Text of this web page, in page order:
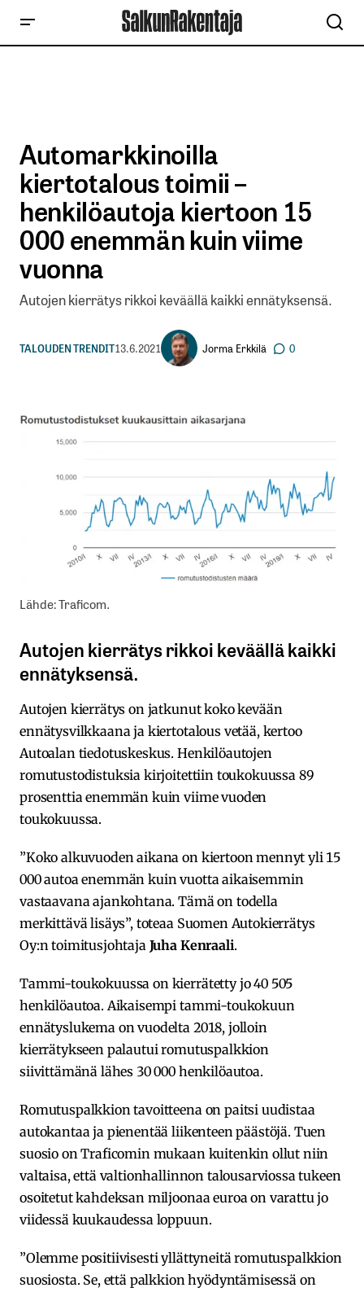
Automarkkinoilla
kiertotalous toimii –
henkilöautoja kiertoon 15
000 enemmän kuin viime
vuonna
Autojen kierrätys rikkoi keväällä kaikki ennätyksensä.
TALOUDEN TRENDIT13.6.2021 Jorma Erkkilä 0
Lähde: Traficom.
Autojen kierrätys rikkoi keväällä kaikki
ennätyksensä.
Autojen kierrätys on jatkunut koko kevään
ennätysvilkkaana ja kiertotalous vetää, kertoo
Autoalan tiedotuskeskus. Henkilöautojen
romutustodistuksia kirjoitettiin toukokuussa 89
prosenttia enemmän kuin viime vuoden
toukokuussa.
”Koko alkuvuoden aikana on kiertoon mennyt yli 15
000 autoa enemmän kuin vuotta aikaisemmin
vastaavana ajankohtana. Tämä on todella
merkittävä lisäys”, toteaa Suomen Autokierrätys
Oy:n toimitusjohtaja Juha Kenraali.
Tammi-toukokuussa on kierrätetty jo 40 505
henkilöautoa. Aikaisempi tammi-toukokuun
ennätyslukema on vuodelta 2018, jolloin
kierrätykseen palautui romutuspalkkion
siivittämänä lähes 30 000 henkilöautoa.
Romutuspalkkion tavoitteena on paitsi uudistaa
autokantaa ja pienentää liikenteen päästöjä. Tuen
suosio on Traficomin mukaan kuitenkin ollut niin
valtaisa, että valtionhallinnon talousarviossa tukeen
osoitetut kahdeksan miljoonaa euroa on varattu jo
viidessä kuukaudessa loppuun.
”Olemme positiivisesti yllättyneitä romutuspalkkion
suosiosta. Se, että palkkion hyödyntämisessä on